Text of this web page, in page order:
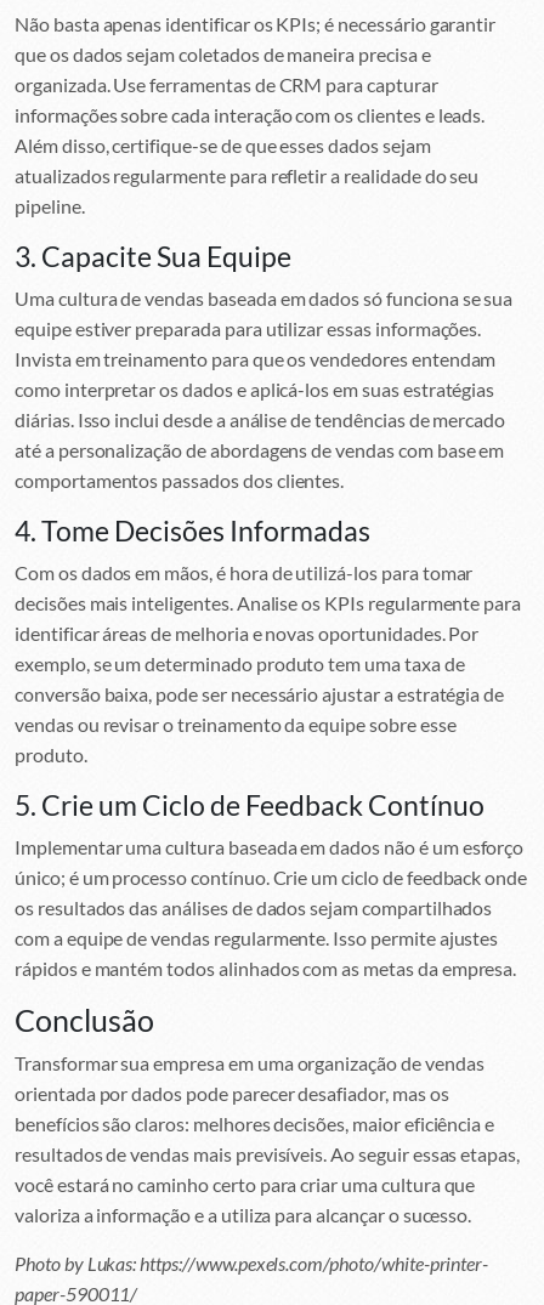
Não basta apenas identificar os KPIs; é necessário garantir
que os dados sejam coletados de maneira precisa e
organizada. Use ferramentas de CRM para capturar
informações sobre cada interação com os clientes e leads.
Além disso, certifique-se de que esses dados sejam
atualizados regularmente para refletir a realidade do seu
pipeline.
3. Capacite Sua Equipe
Uma cultura de vendas baseada em dados só funciona se sua
equipe estiver preparada para utilizar essas informações.
Invista em treinamento para que os vendedores entendam
como interpretar os dados e aplicá-los em suas estratégias
diárias. Isso inclui desde a análise de tendências de mercado
até a personalização de abordagens de vendas com base em
comportamentos passados dos clientes.
4. Tome Decisões Informadas
Com os dados em mãos, é hora de utilizá-los para tomar
decisões mais inteligentes. Analise os KPIs regularmente para
identificar áreas de melhoria e novas oportunidades. Por
exemplo, se um determinado produto tem uma taxa de
conversão baixa, pode ser necessário ajustar a estratégia de
vendas ou revisar o treinamento da equipe sobre esse
produto.
5. Crie um Ciclo de Feedback Contínuo
Implementar uma cultura baseada em dados não é um esforço
único; é um processo contínuo. Crie um ciclo de feedback onde
os resultados das análises de dados sejam compartilhados
com a equipe de vendas regularmente. Isso permite ajustes
rápidos e mantém todos alinhados com as metas da empresa.
Conclusão
Transformar sua empresa em uma organização de vendas
orientada por dados pode parecer desafiador, mas os
benefícios são claros: melhores decisões, maior eficiência e
resultados de vendas mais previsíveis. Ao seguir essas etapas,
você estará no caminho certo para criar uma cultura que
valoriza a informação e a utiliza para alcançar o sucesso.
Photo by Lukas: https://www.pexels.com/photo/white-printer-
paper-590011/